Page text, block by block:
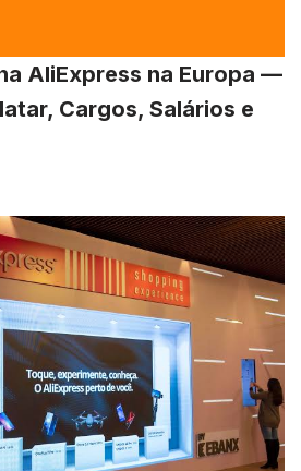
AliExpress na Europa —
Cargos, Salários e